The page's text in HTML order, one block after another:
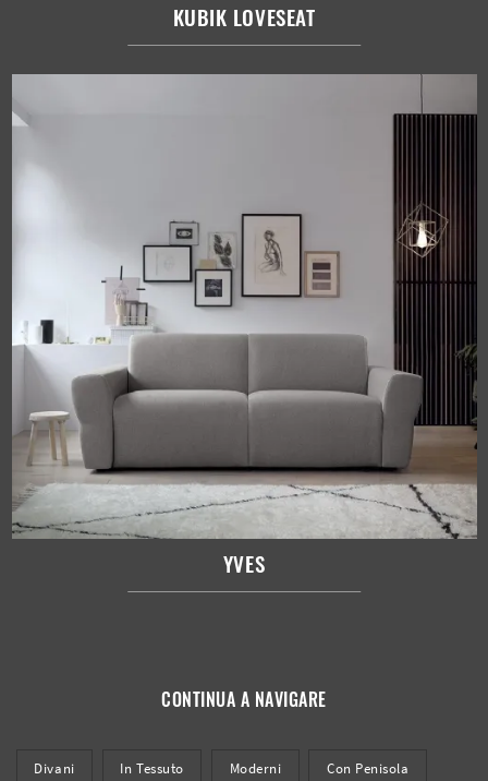
KUBIK LOVESEAT
YVES
CONTINUA A NAVIGARE
Divani In Tessuto Moderni Con Penisola